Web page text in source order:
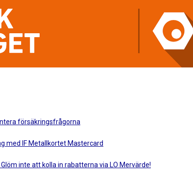
försäkringsfrågorna
med IF Metallkortet Mastercard
inte att kolla in rabatterna via LO Mervärde!